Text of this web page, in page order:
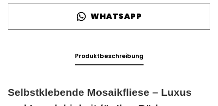
WHATSAPP
Produktbeschreibung
Selbstklebende Mosaikfliese – Luxus